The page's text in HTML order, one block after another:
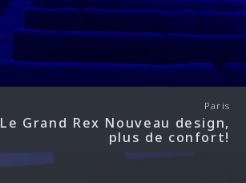
Paris
Le Grand Rex Nouveau design,
plus de confort!